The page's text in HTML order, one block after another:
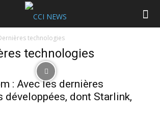
technologies
technologies
: Avec les dernières
développées, dont Starlink,